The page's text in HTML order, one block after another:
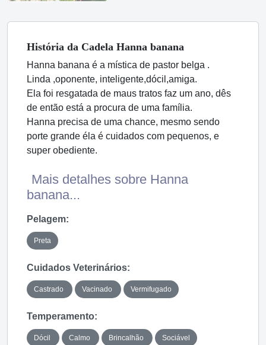
História da Cadela Hanna banana
Hanna banana é a mística de pastor belga .
Linda ,oponente, inteligente,dócil,amiga.
Ela foi resgatada de maus tratos faz um ano, dês
de então está a procura de uma família.
Hanna precisa de uma chance, mesmo sendo
porte grande éla é cuidados com pequenos, e
super obediente.
Mais detalhes sobre Hanna
banana...
Pelagem:
Preta
Cuidados Veterinários:
Castrado Vacinado Vermifugado
Temperamento:
Dócil Calmo Brincalhão Sociável